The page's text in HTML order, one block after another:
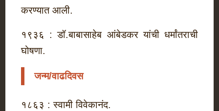
करण्यात आली.
१९३६ : डॉ.बाबासाहेब आंबेडकर यांची धर्मांतराची
घोषणा.
जन्म/वाढदिवस
१८६३ : स्वामी विवेकानंद.